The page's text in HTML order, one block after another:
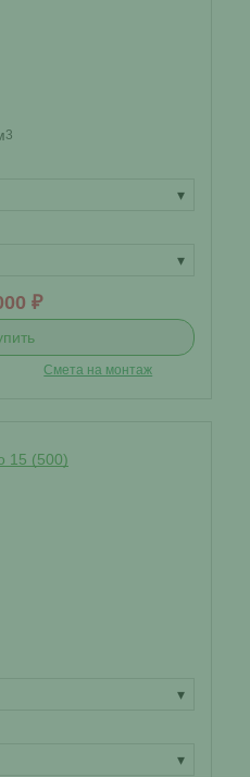
3
▾
▾
₽
Смета на монтаж
15 (500)
▾
▾